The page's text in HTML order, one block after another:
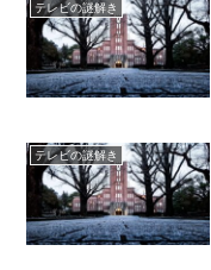
テレビの謎解き
テレビの謎解き